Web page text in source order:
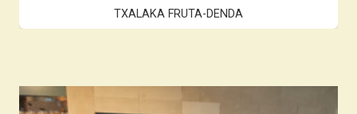
TXALAKA FRUTA-DENDA